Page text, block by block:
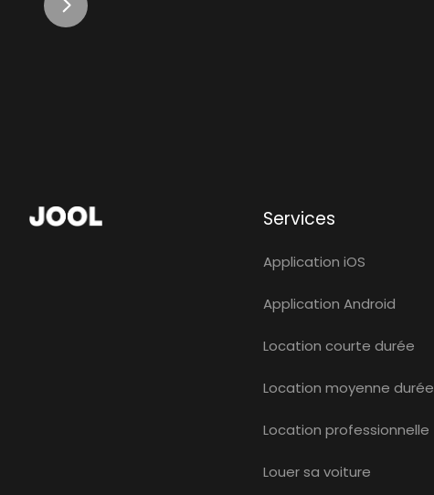
Services
Application iOS
Application Android
Location courte durée
Location moyenne durée
Location professionnelle
Louer sa voiture